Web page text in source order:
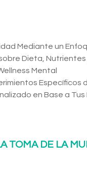
Mediante un
Dieta,
Mental
Específicos
en Base a
TOMA DE LA